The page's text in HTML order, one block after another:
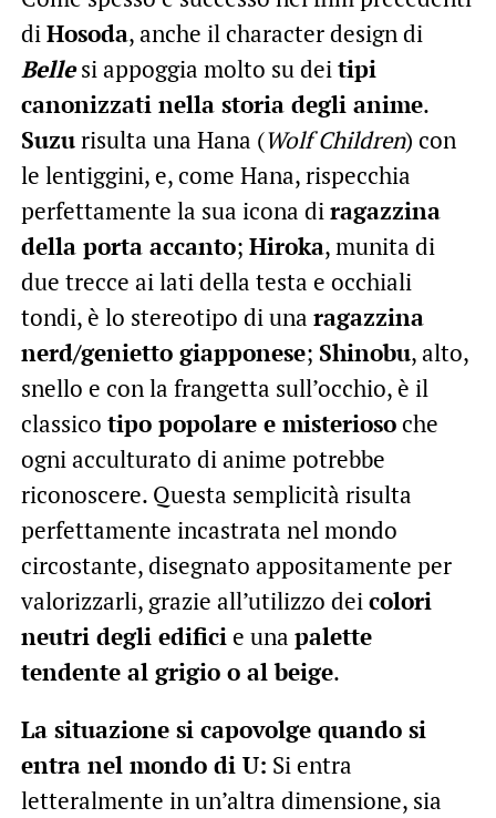
diHosoda, anche il character design di
Belle si appoggia molto su deitipi
canonizzati nella storia degli anime.
Suzurisulta una Hana (Wolf Children) con
le lentiggini, e, come Hana, rispecchia
perfettamente la sua icona diragazzina
della porta accanto; Hiroka, munita di
due trecce ai lati della testa e occhiali
tondi, è lo stereotipo di una ragazzina
nerd/genietto giapponese; Shinobu, alto,
snello e con la frangetta sull’occhio, è il
classico tipo popolare e misteriosoche
ogni acculturato di anime potrebbe
riconoscere. Questa semplicità risulta
perfettamente incastrata nel mondo
circostante, disegnato appositamente per
valorizzarli, grazie all’utilizzo deicolori
neutri degli edificie una palette
tendente al grigio o al beige.
La situazione si capovolge quando si
entra nel mondo di U: Si entra
letteralmente in un’altra dimensione, sia